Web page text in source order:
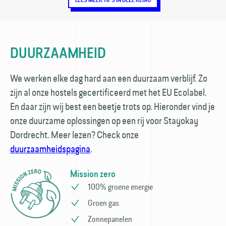
DUURZAAMHEID
We werken elke dag hard aan een duurzaam verblijf. Zo
zijn al onze hostels gecertificeerd met het EU Ecolabel.
En daar zijn wij best een beetje trots op. Hieronder vind je
onze duurzame oplossingen op een rij voor Stayokay
Dordrecht. Meer lezen? Check onze
duurzaamheidspagina.
Mission zero
100% groene energie
Groen gas
Zonnepanelen